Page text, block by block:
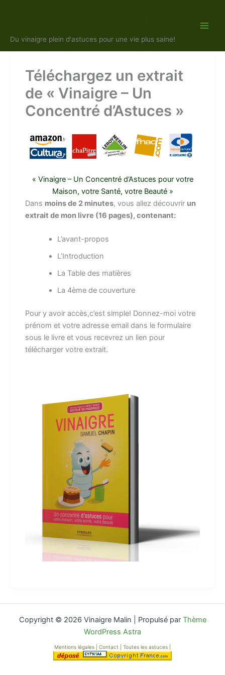
Du vinaigre plein d'astuces pour une vie plus saine!
Téléchargez un extrait
de « Vinaigre – Un
Concentré d’Astuces »
« Vinaigre – Un Concentré d’Astuces pour votre
Maison, votre Santé, votre Beauté »
Dans moins de 2 minutes, vous allez découvrir un
extrait de mon livre (16 pages), contenant:
L’avant-propos
L’Introduction
La Table des matières
La 4ème de couverture
Pour y avoir accès,c’est simple! Donnez-moi votre
prénom et votre adresse email dans le formulaire
sous le livre et vous recevrez un lien pour
télécharger votre extrait.
Copyright © 2026 Vinaigre Malin | Propulsé par Thème
WordPress Astra
Mentions légales Contact Toutes les astuces